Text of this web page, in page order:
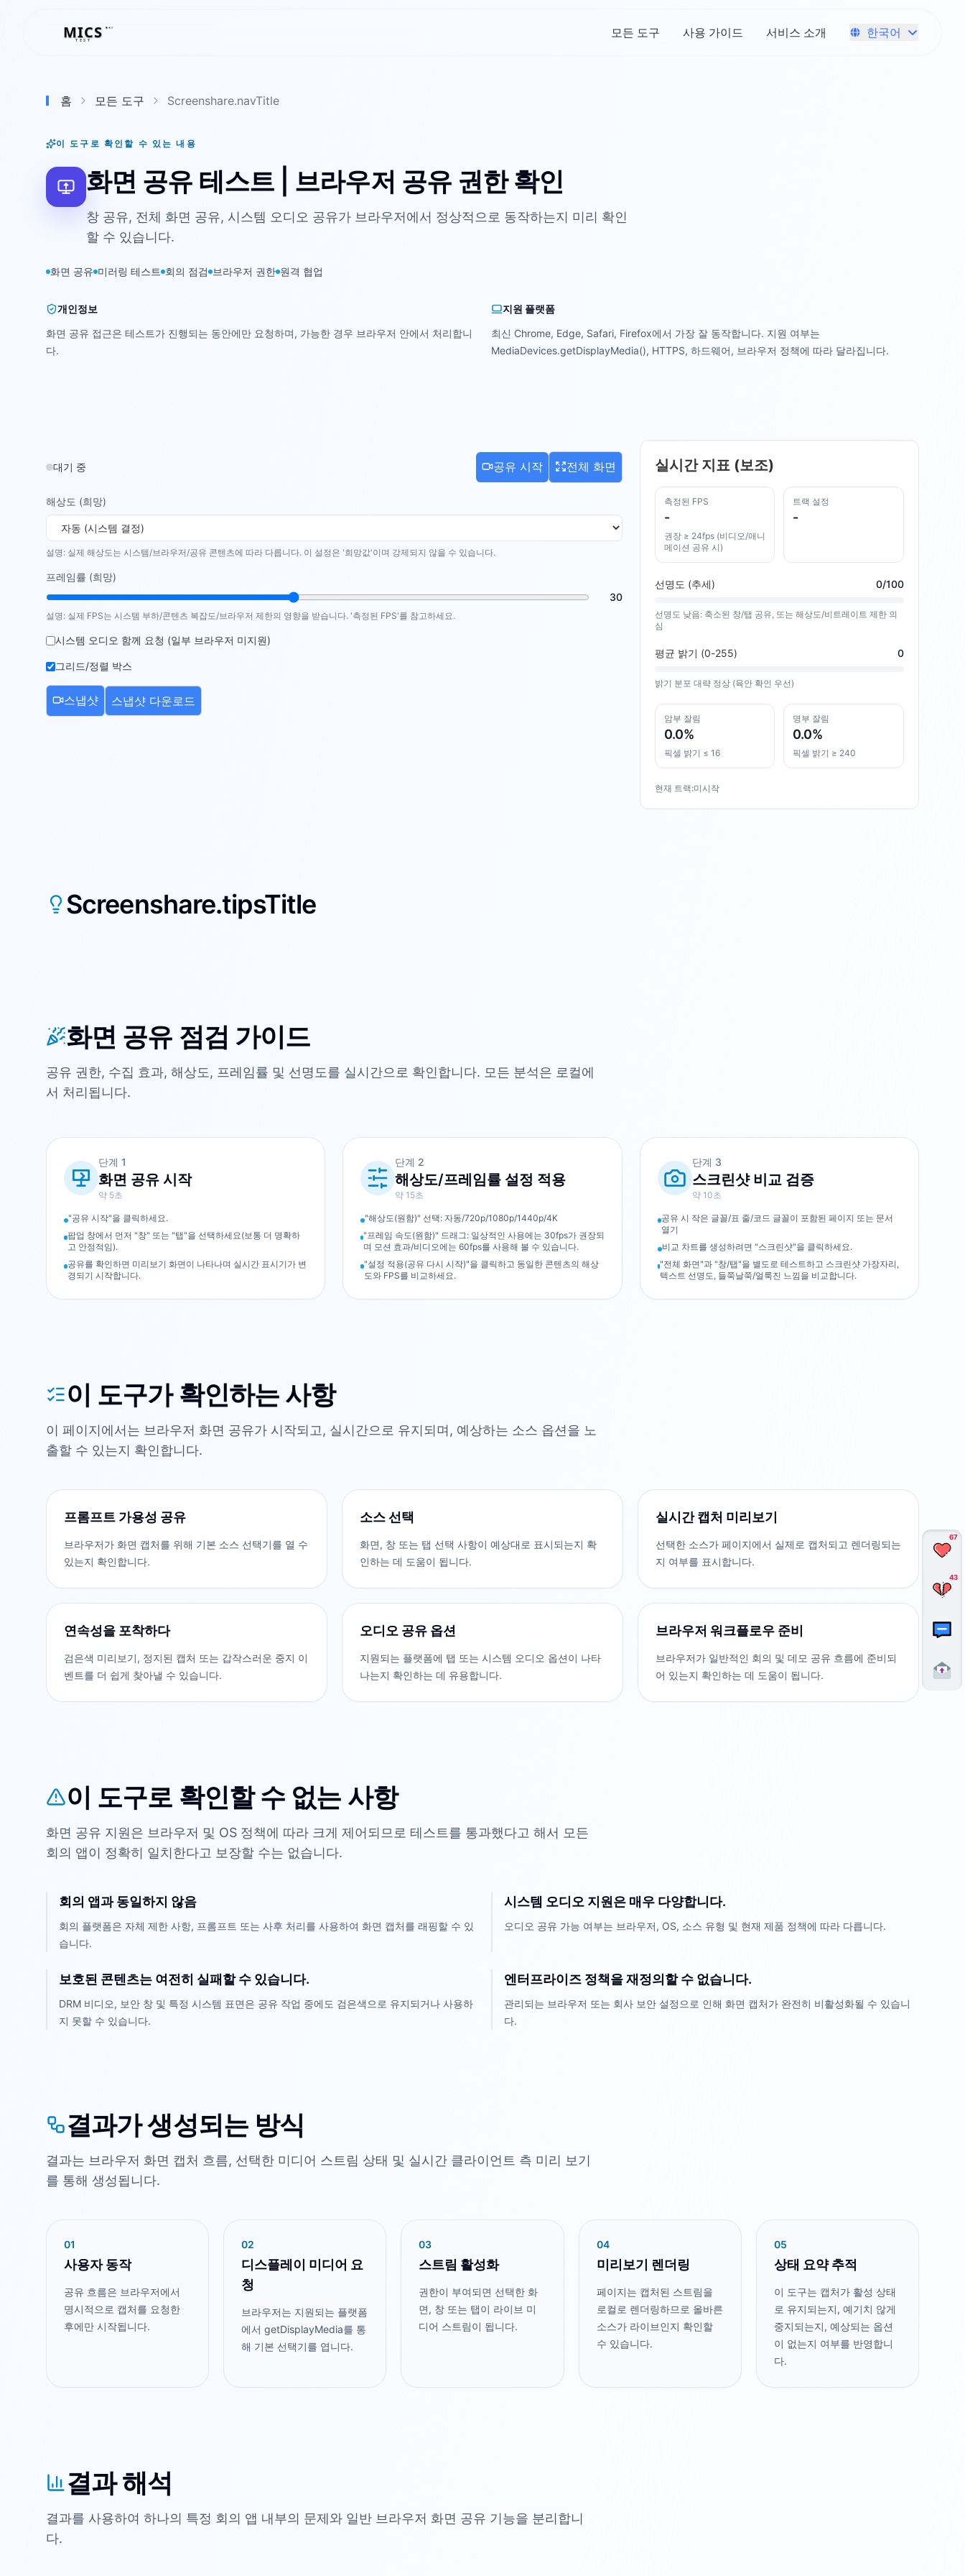
MICS
MICS
TEST
모든 도구 사용 가이드 서비스 소개 한국어
홈 모든 도구 Screenshare.navTitle
이 도구로 확인할 수 있는 내용
화면 공유 테스트 | 브라우저 공유 권한 확인
창 공유, 전체 화면 공유, 시스템 오디오 공유가 브라우저에서 정상적으로 동작하는지 미리 확인
할 수 있습니다.
화면 공유 미러링 테스트 회의 점검 브라우저 권한 원격 협업
개인정보
화면 공유 접근은 테스트가 진행되는 동안에만 요청하며, 가능한 경우 브라우저 안에서 처리합니
다.
지원 플랫폼
최신 Chrome, Edge, Safari, Firefox에서 가장 잘 동작합니다. 지원 여부는
MediaDevices.getDisplayMedia(), HTTPS, 하드웨어, 브라우저 정책에 따라 달라집니다.
대기 중 공유 시작 전체 화면
해상도 (희망)
설명: 실제 해상도는 시스템/브라우저/공유 콘텐츠에 따라 다릅니다. 이 설정은 '희망값'이며 강제되지 않을 수 있습니다.
프레임률 (희망)
30
설명: 실제 FPS는 시스템 부하/콘텐츠 복잡도/브라우저 제한의 영향을 받습니다. '측정된 FPS'를 참고하세요.
시스템 오디오 함께 요청 (일부 브라우저 미지원)
그리드/정렬 박스
스냅샷 스냅샷 다운로드
실시간 지표 (보조)
측정된 FPS
-
권장 ≥ 24fps (비디오/애니
메이션 공유 시)
트랙 설정
-
선명도 (추세) 0/100
선명도 낮음: 축소된 창/탭 공유, 또는 해상도/비트레이트 제한 의
심
평균 밝기 (0-255) 0
밝기 분포 대략 정상 (육안 확인 우선)
암부 잘림
0.0%
픽셀 밝기 ≤ 16
명부 잘림
0.0%
픽셀 밝기 ≥ 240
현재 트랙:미시작
Screenshare.tipsTitle
화면 공유 점검 가이드
공유 권한, 수집 효과, 해상도, 프레임률 및 선명도를 실시간으로 확인합니다. 모든 분석은 로컬에
서 처리됩니다.
단계 1
화면 공유 시작
약 5초
"공유 시작"을 클릭하세요.
팝업 창에서 먼저 "창" 또는 "탭"을 선택하세요(보통 더 명확하
고 안정적임).
공유를 확인하면 미리보기 화면이 나타나며 실시간 표시기가 변
경되기 시작합니다.
단계 2
해상도/프레임률 설정 적용
약 15초
"해상도(원함)" 선택: 자동/720p/1080p/1440p/4K
"프레임 속도(원함)" 드래그: 일상적인 사용에는 30fps가 권장되
며 모션 효과/비디오에는 60fps를 사용해 볼 수 있습니다.
"설정 적용(공유 다시 시작)"을 클릭하고 동일한 콘텐츠의 해상
도와 FPS를 비교하세요.
단계 3
스크린샷 비교 검증
약 10초
공유 시 작은 글꼴/표 줄/코드 글꼴이 포함된 페이지 또는 문서
열기
비교 차트를 생성하려면 "스크린샷"을 클릭하세요.
"전체 화면"과 "창/탭"을 별도로 테스트하고 스크린샷 가장자리,
텍스트 선명도, 들쭉날쭉/얼룩진 느낌을 비교합니다.
이 도구가 확인하는 사항
이 페이지에서는 브라우저 화면 공유가 시작되고, 실시간으로 유지되며, 예상하는 소스 옵션을 노
출할 수 있는지 확인합니다.
프롬프트 가용성 공유
브라우저가 화면 캡처를 위해 기본 소스 선택기를 열 수
있는지 확인합니다.
소스 선택
화면, 창 또는 탭 선택 사항이 예상대로 표시되는지 확
인하는 데 도움이 됩니다.
실시간 캡처 미리보기
선택한 소스가 페이지에서 실제로 캡처되고 렌더링되는
지 여부를 표시합니다.
연속성을 포착하다
검은색 미리보기, 정지된 캡처 또는 갑작스러운 중지 이
벤트를 더 쉽게 찾아낼 수 있습니다.
오디오 공유 옵션
지원되는 플랫폼에 탭 또는 시스템 오디오 옵션이 나타
나는지 확인하는 데 유용합니다.
브라우저 워크플로우 준비
브라우저가 일반적인 회의 및 데모 공유 흐름에 준비되
어 있는지 확인하는 데 도움이 됩니다.
이 도구로 확인할 수 없는 사항
화면 공유 지원은 브라우저 및 OS 정책에 따라 크게 제어되므로 테스트를 통과했다고 해서 모든
회의 앱이 정확히 일치한다고 보장할 수는 없습니다.
회의 앱과 동일하지 않음
회의 플랫폼은 자체 제한 사항, 프롬프트 또는 사후 처리를 사용하여 화면 캡처를 래핑할 수 있
습니다.
시스템 오디오 지원은 매우 다양합니다.
오디오 공유 가능 여부는 브라우저, OS, 소스 유형 및 현재 제품 정책에 따라 다릅니다.
보호된 콘텐츠는 여전히 실패할 수 있습니다.
DRM 비디오, 보안 창 및 특정 시스템 표면은 공유 작업 중에도 검은색으로 유지되거나 사용하
지 못할 수 있습니다.
엔터프라이즈 정책을 재정의할 수 없습니다.
관리되는 브라우저 또는 회사 보안 설정으로 인해 화면 캡처가 완전히 비활성화될 수 있습니
다.
결과가 생성되는 방식
결과는 브라우저 화면 캡처 흐름, 선택한 미디어 스트림 상태 및 실시간 클라이언트 측 미리 보기
를 통해 생성됩니다.
01
사용자 동작
공유 흐름은 브라우저에서
명시적으로 캡처를 요청한
후에만 시작됩니다.
02
디스플레이 미디어 요
청
브라우저는 지원되는 플랫폼
에서 getDisplayMedia를 통
해 기본 선택기를 엽니다.
03
스트림 활성화
권한이 부여되면 선택한 화
면, 창 또는 탭이 라이브 미
디어 스트림이 됩니다.
04
미리보기 렌더링
페이지는 캡처된 스트림을
로컬로 렌더링하므로 올바른
소스가 라이브인지 확인할
수 있습니다.
05
상태 요약 추적
이 도구는 캡처가 활성 상태
로 유지되는지, 예기치 않게
중지되는지, 예상되는 옵션
이 없는지 여부를 반영합니
다.
결과 해석
결과를 사용하여 하나의 특정 회의 앱 내부의 문제와 일반 브라우저 화면 공유 기능을 분리합니
다.
67
43